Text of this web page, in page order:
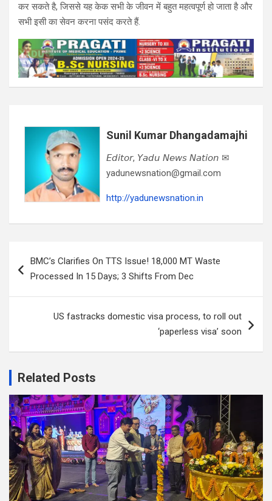
कर सकते है, जिससे यह केक सभी के जीवन में बहुत महत्वपूर्ण हो जाता है और
सभी इसी का सेवन करना पसंद करते हैं.
Sunil Kumar Dhangadamajhi
𝘌𝘥𝘪𝘵𝘰𝘳, 𝘠𝘢𝘥𝘶 𝘕𝘦𝘸𝘴 𝘕𝘢𝘵𝘪𝘰𝘯 ✉
yadunewsnation@gmail.com
http://yadunewsnation.in
navigation
BMC’s Clarifies On TTS Issue! 18,000 MT Waste
Processed In 15 Days; 3 Shifts From Dec
US fastracks domestic visa process, to roll out
‘paperless visa’ soon
Related Posts